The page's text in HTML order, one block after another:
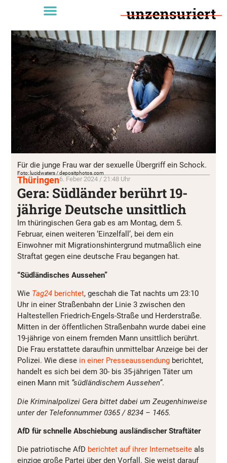
Für die junge Frau war der sexuelle Übergriff ein Schock.
Foto: lucidwaters / depositphotos.com
Thüringen6. Feber 2024 / 21:48 Uhr
Gera: Südländer berührt 19-
jährige Deutsche unsittlich
Im thüringischen Gera gab es am Montag, dem 5.
Februar, einen weiteren ‘Einzelfall’, bei dem ein
Einwohner mit Migrationshintergrund mutmaßlich eine
Straftat gegen eine deutsche Frau begangen hat.
“Südländisches Aussehen”
Wie Tag24 berichtet, geschah die Tat nachts um 23:10
Uhr in einer Straßenbahn der Linie 3 zwischen den
Haltestellen Friedrich-Engels-Straße und Herderstraße.
Mitten in der öffentlichen Straßenbahn wurde dabei eine
19-jährige von einem fremden Mann unsittlich berührt.
Die Frau erstattete daraufhin unmittelbar Anzeige bei der
Polizei. Wie diese in einer Presseaussendung berichtet,
handelt es sich bei dem 30- bis 35-jährigen Täter um
einen Mann mit “südländischem Aussehen”.
Die Kriminalpolizei Gera bittet dabei um Zeugenhinweise
unter der Telefonnummer 0365 / 8234 – 1465.
AfD für schnelle Abschiebung ausländischer Straftäter
Die patriotische AfD berichtet auf ihrer Internetseite als
einzige große Partei über den Vorfall. Sie weist darauf